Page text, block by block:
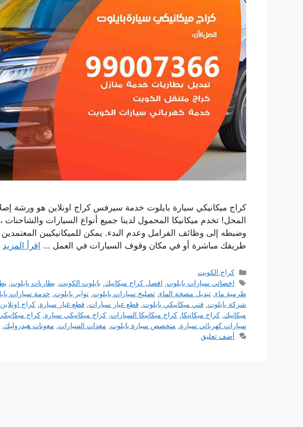
كراج ميكانيكي سيارة بايلوت خدمة سيرفس كراج اونلاين هو ورشة
المحل! تخدم ميكانيكا المحمول لدينا جميع أنواع السيارات
وضبطه إلى وظائف الفرامل وعدم البدء. يمكن للميكانيكيين
طريقك مباشرة أو في مكان وقوف السيارات في العمل … اقرأ المزيد
التصنيفات
كراج الكويت
الوسوم
اخصائي سيارات بايلوت, افصل كراج ميكانيك, بايلوت الكويت, بطاريات بايلوت,
طرمية ماء, تبديل مضخة الماء, تصليح سيارات بايلوت, تواير بايلوت, خدمة سيارات
شركة بايلوت, فني ميكانيكي بايلوت, قطع غيار سيارات, قطع غيار سيارة, كراج اونلاين
ميكانيك, كراج ميكانيكا, كراج ميكانيكا السيارات, كراج ميكانيكي سيارة, كراج
سيارات كهربائي سيارة, متخصص سيارة بايلوت, معدات السيارات, معونات هيدروليك,
أضف تعليق